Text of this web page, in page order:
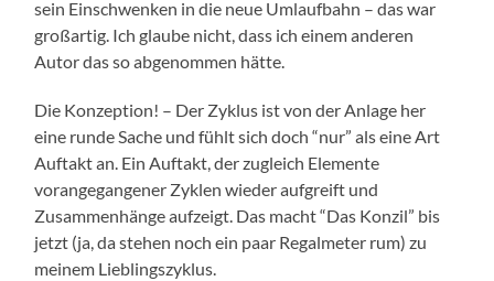
sein Einschwenken in die neue Umlaufbahn – das war
großartig. Ich glaube nicht, dass ich einem anderen
Autor das so abgenommen hätte.
Die Konzeption! – Der Zyklus ist von der Anlage her
eine runde Sache und fühlt sich doch “nur” als eine Art
Auftakt an. Ein Auftakt, der zugleich Elemente
vorangegangener Zyklen wieder aufgreift und
Zusammenhänge aufzeigt. Das macht “Das Konzil” bis
jetzt (ja, da stehen noch ein paar Regalmeter rum) zu
meinem Lieblingszyklus.